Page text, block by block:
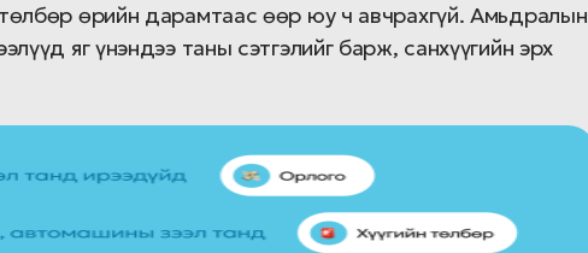
өрийн дарамтаас өөр юу ч авчрахгүй. Амьдралын
яг үнэндээ таны сэтгэлийг барж, санхүүгийн эрх